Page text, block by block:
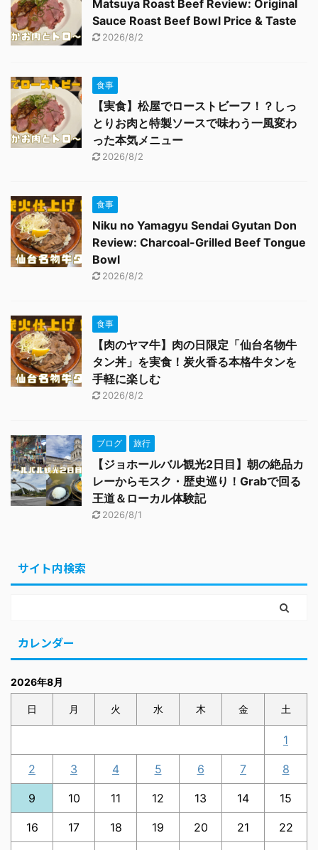
Matsuya Roast Beef Review: Original
Sauce Roast Beef Bowl Price & Taste
2026/8/2
食事
【実食】松屋でローストビーフ！？しっ
とりお肉と特製ソースで味わう一風変わ
った本気メニュー
2026/8/2
食事
Niku no Yamagyu Sendai Gyutan Don
Review: Charcoal-Grilled Beef Tongue
Bowl
2026/8/2
食事
【肉のヤマ牛】肉の日限定「仙台名物牛
タン丼」を実食！炭火香る本格牛タンを
手軽に楽しむ
2026/8/2
ブログ 旅行
【ジョホールバル観光2日目】朝の絶品カ
レーからモスク・歴史巡り！Grabで回る
王道＆ローカル体験記
2026/8/1
サイト内検索
カレンダー
2026年8月
日 月 火 水 木 金 土
1
2 3 4 5 6 7 8
9 10 11 12 13 14 15
16 17 18 19 20 21 22